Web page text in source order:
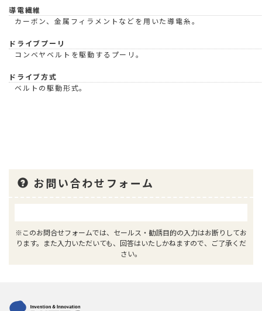
導電繊維
カーボン、金属フィラメントなどを用いた導電糸。
ドライブプーリ
コンベヤベルトを駆動するプーリ。
ドライブ方式
ベルトの駆動形式。
お問い合わせフォーム
※このお問合せフォームでは、セールス・勧誘目的の入力はお断りしてお
ります。また入力いただいても、回答はいたしかねますので、ご了承くだ
さい。